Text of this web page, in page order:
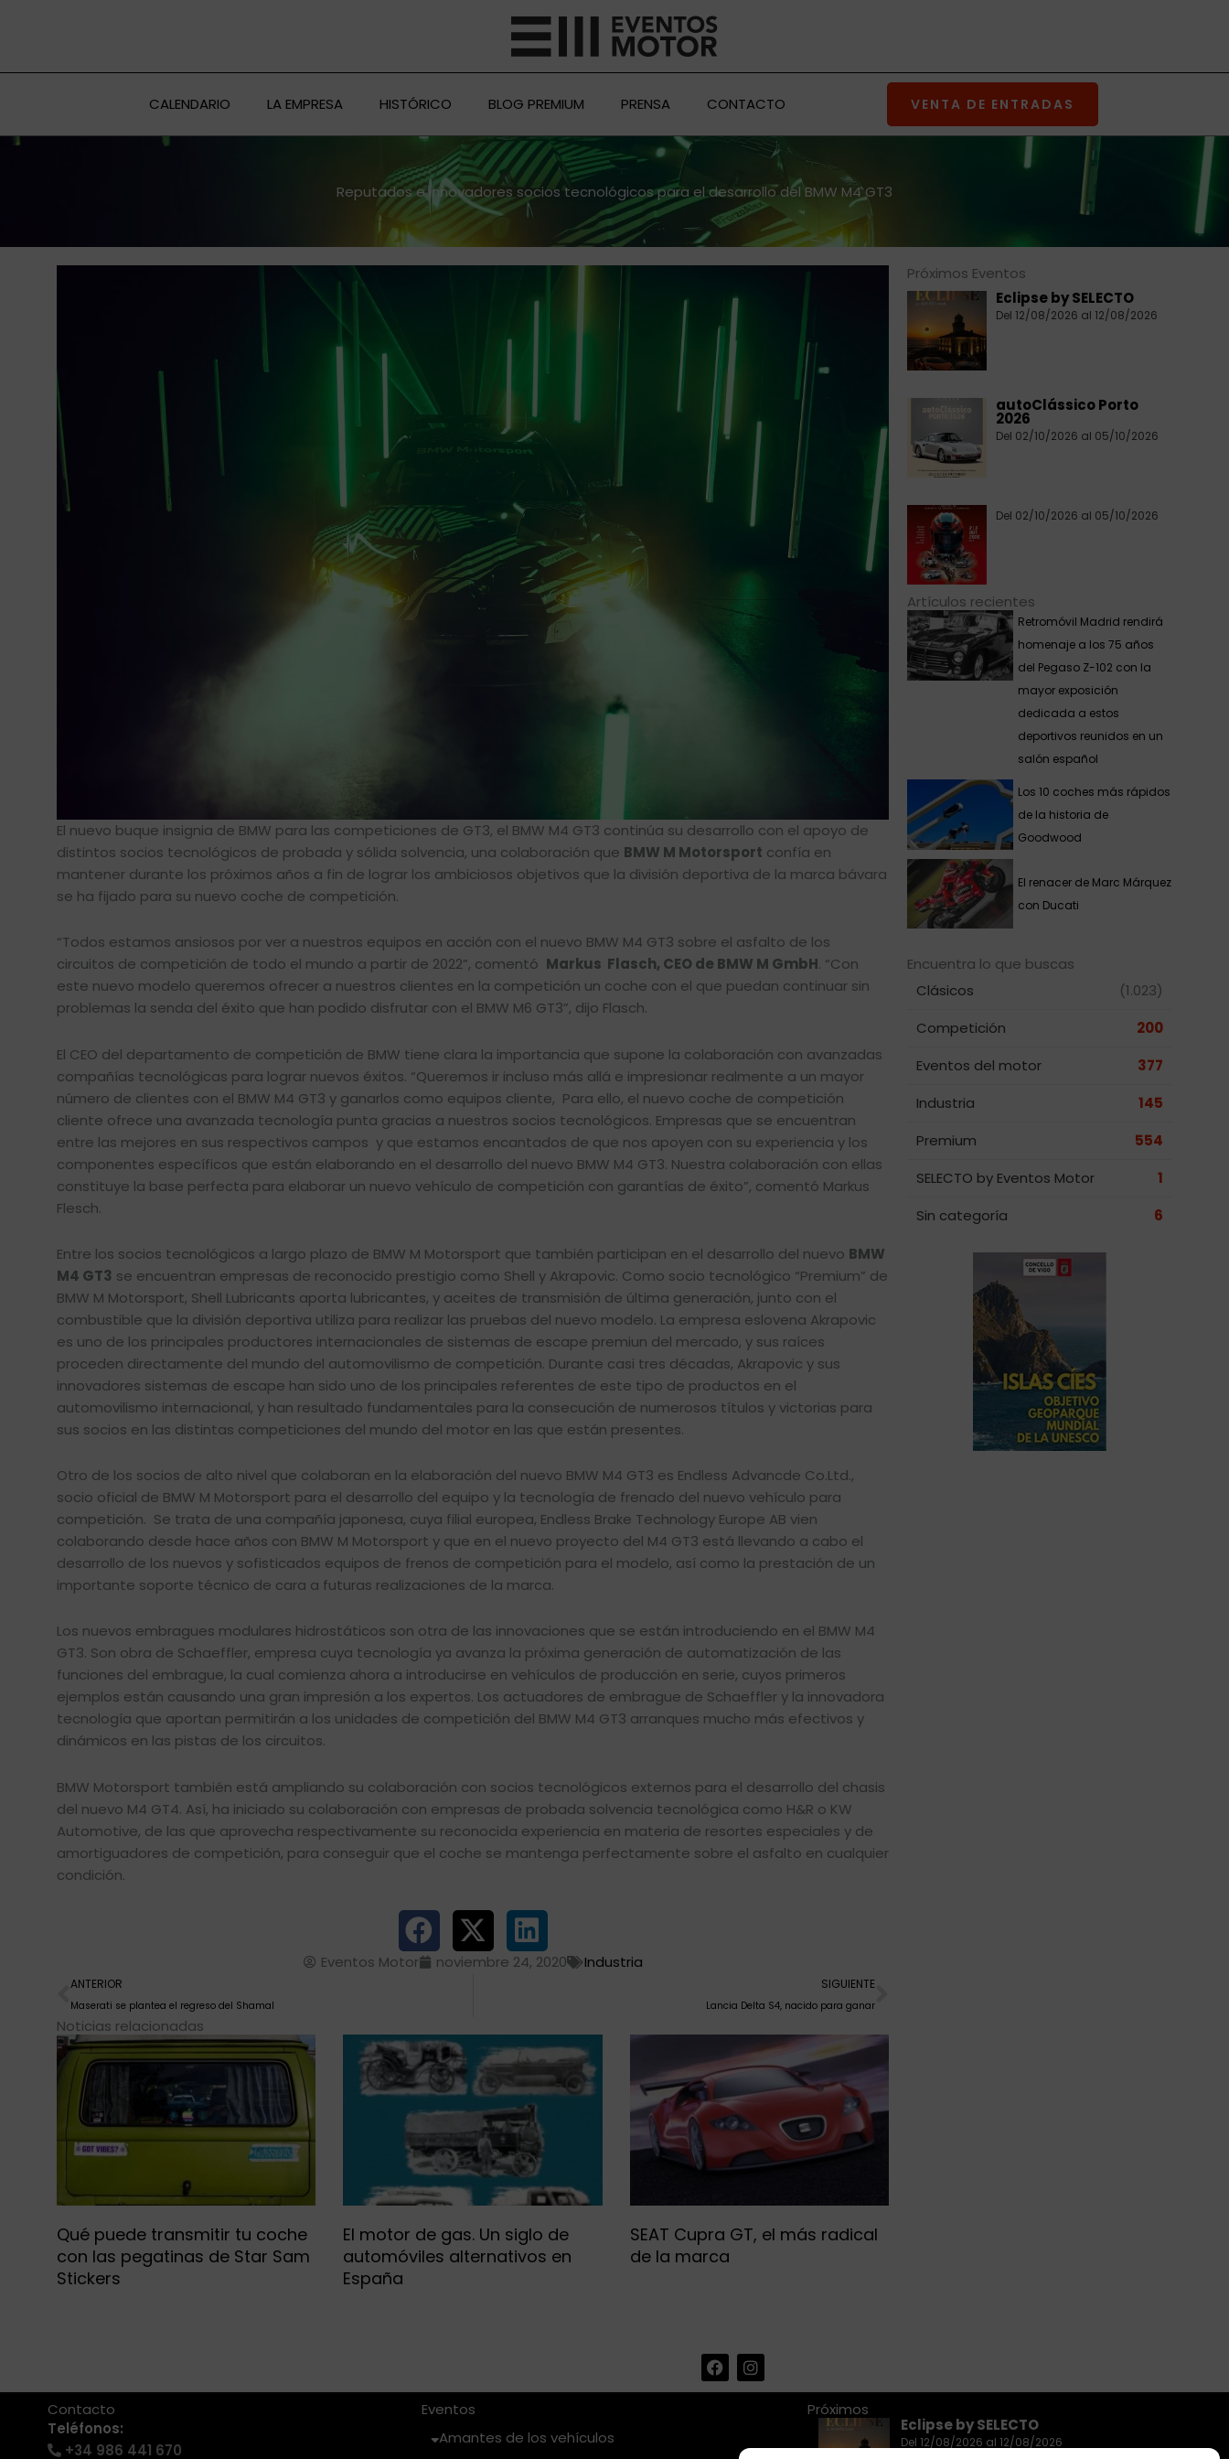
CALENDARIO LA EMPRESA HISTÓRICO BLOG PREMIUM PRENSA CONTACTO VENTA DE ENTRADAS
Reputados e innovadores socios tecnológicos para el desarrollo del BMW M4 GT3
El nuevo buque insignia de BMW para las competiciones de GT3, el BMW M4 GT3 continúa su desarrollo con el apoyo de
distintos socios tecnológicos de probada y sólida solvencia, una colaboración que BMW M Motorsport confía en
mantener durante los próximos años a fin de lograr los ambiciosos objetivos que la división deportiva de la marca bávara
se ha fijado para su nuevo coche de competición.
“Todos estamos ansiosos por ver a nuestros equipos en acción con el nuevo BMW M4 GT3 sobre el asfalto de los
circuitos de competición de todo el mundo a partir de 2022”, comentó Markus Flasch, CEO de BMW M GmbH. “Con
este nuevo modelo queremos ofrecer a nuestros clientes en la competición un coche con el que puedan continuar sin
problemas la senda del éxito que han podido disfrutar con el BMW M6 GT3”, dijo Flasch.
El CEO del departamento de competición de BMW tiene clara la importancia que supone la colaboración con avanzadas
compañías tecnológicas para lograr nuevos éxitos. “Queremos ir incluso más allá e impresionar realmente a un mayor
número de clientes con el BMW M4 GT3 y ganarlos como equipos cliente, Para ello, el nuevo coche de competición
cliente ofrece una avanzada tecnología punta gracias a nuestros socios tecnológicos. Empresas que se encuentran
entre las mejores en sus respectivos campos y que estamos encantados de que nos apoyen con su experiencia y los
componentes específicos que están elaborando en el desarrollo del nuevo BMW M4 GT3. Nuestra colaboración con ellas
constituye la base perfecta para elaborar un nuevo vehículo de competición con garantías de éxito”, comentó Markus
Flesch.
Entre los socios tecnológicos a largo plazo de BMW M Motorsport que también participan en el desarrollo del nuevo BMW
M4 GT3 se encuentran empresas de reconocido prestigio como Shell y Akrapovic. Como socio tecnológico “Premium” de
BMW M Motorsport, Shell Lubricants aporta lubricantes, y aceites de transmisión de última generación, junto con el
combustible que la división deportiva utiliza para realizar las pruebas del nuevo modelo. La empresa eslovena Akrapovic
es uno de los principales productores internacionales de sistemas de escape premiun del mercado, y sus raíces
proceden directamente del mundo del automovilismo de competición. Durante casi tres décadas, Akrapovic y sus
innovadores sistemas de escape han sido uno de los principales referentes de este tipo de productos en el
automovilismo internacional, y han resultado fundamentales para la consecución de numerosos títulos y victorias para
sus socios en las distintas competiciones del mundo del motor en las que están presentes.
Otro de los socios de alto nivel que colaboran en la elaboración del nuevo BMW M4 GT3 es Endless Advancde Co.Ltd.,
socio oficial de BMW M Motorsport para el desarrollo del equipo y la tecnología de frenado del nuevo vehículo para
competición. Se trata de una compañía japonesa, cuya filial europea, Endless Brake Technology Europe AB vien
colaborando desde hace años con BMW M Motorsport y que en el nuevo proyecto del M4 GT3 está llevando a cabo el
desarrollo de los nuevos y sofisticados equipos de frenos de competición para el modelo, así como la prestación de un
importante soporte técnico de cara a futuras realizaciones de la marca.
Los nuevos embragues modulares hidrostáticos son otra de las innovaciones que se están introduciendo en el BMW M4
GT3. Son obra de Schaeffler, empresa cuya tecnología ya avanza la próxima generación de automatización de las
funciones del embrague, la cual comienza ahora a introducirse en vehículos de producción en serie, cuyos primeros
ejemplos están causando una gran impresión a los expertos. Los actuadores de embrague de Schaeffler y la innovadora
tecnología que aportan permitirán a los unidades de competición del BMW M4 GT3 arranques mucho más efectivos y
dinámicos en las pistas de los circuitos.
BMW Motorsport también está ampliando su colaboración con socios tecnológicos externos para el desarrollo del chasis
del nuevo M4 GT4. Así, ha iniciado su colaboración con empresas de probada solvencia tecnológica como H&R o KW
Automotive, de las que aprovecha respectivamente su reconocida experiencia en materia de resortes especiales y de
amortiguadores de competición, para conseguir que el coche se mantenga perfectamente sobre el asfalto en cualquier
condición.
Eventos Motor noviembre 24, 2020 Industria
Ant
ANTERIOR
Maserati se plantea el regreso del Shamal
SIGUIENTE
Lancia Delta S4, nacido para ganar
Siguiente
Noticias relacionadas
Qué puede transmitir tu coche
con las pegatinas de Star Sam
Stickers
El motor de gas. Un siglo de
automóviles alternativos en
España
SEAT Cupra GT, el más radical
de la marca
Próximos Eventos
Eclipse by SELECTO
Del 12/08/2026 al 12/08/2026
autoClássico Porto
2026
Del 02/10/2026 al 05/10/2026
Del 02/10/2026 al 05/10/2026
Artículos recientes
Retromóvil Madrid rendirá
homenaje a los 75 años
del Pegaso Z-102 con la
mayor exposición
dedicada a estos
deportivos reunidos en un
salón español
Los 10 coches más rápidos
de la historia de
Goodwood
El renacer de Marc Márquez
con Ducati
Encuentra lo que buscas
Clásicos
(1.023)
Competición
200
Eventos del motor
377
Industria
145
Premium
554
SELECTO by Eventos Motor
1
Sin categoría
6
F
a
c
I
n
s
g
Contacto
Teléfonos:
+34 986 441 670
Eventos
Amantes de los vehículos
Próximos
Eclipse by SELECTO
Del 12/08/2026 al 12/08/2026